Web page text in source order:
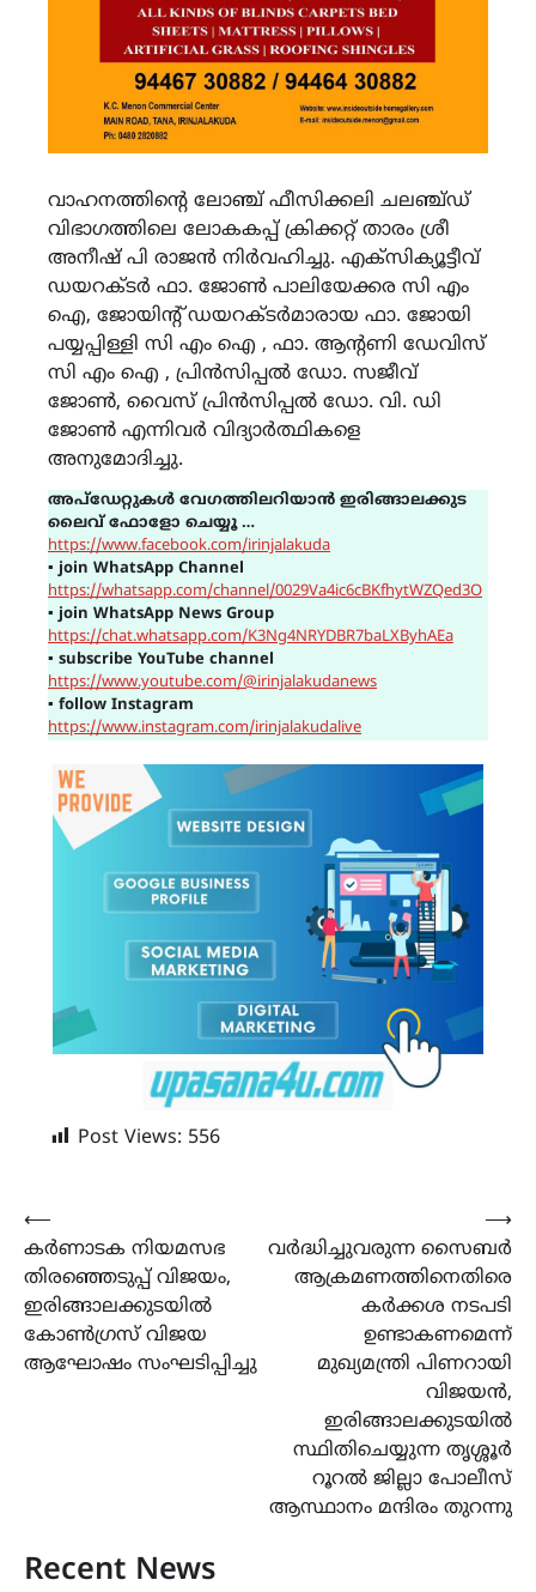
വാഹനത്തിൻ്റെ ലോഞ്ച് ഫീസിക്കലി ചലഞ്ച്ഡ്
വിഭാഗത്തിലെ ലോകകപ്പ് ക്രിക്കറ്റ് താരം ശ്രീ
അനീഷ് പി രാജൻ നിർവഹിച്ചു. എക്സിക്യൂട്ടീവ്
ഡയറക്ടർ ഫാ. ജോൺ പാലിയേക്കര സി എം
ഐ, ജോയിൻ്റ് ഡയറക്ടർമാരായ ഫാ. ജോയി
പയ്യപ്പിള്ളി സി എം ഐ , ഫാ. ആൻ്റണി ഡേവിസ്
സി എം ഐ , പ്രിൻസിപ്പൽ ഡോ. സജീവ്
ജോൺ, വൈസ് പ്രിൻസിപ്പൽ ഡോ. വി. ഡി
ജോൺ എന്നിവർ വിദ്യാർത്ഥികളെ
അനുമോദിച്ചു.
അപ്ഡേറ്റുകൾ വേഗത്തിലറിയാൻ ഇരിങ്ങാലക്കുട
ലൈവ് ഫോളോ ചെയ്യൂ …
https://www.facebook.com/irinjalakuda
▪join WhatsApp Channel
https://whatsapp.com/channel/0029Va4ic6cBKfhytWZQed3O
▪join WhatsApp News Group
https://chat.whatsapp.com/K3Ng4NRYDBR7baLXByhAEa
▪ subscribe YouTube channel
https://www.youtube.com/@irinjalakudanews
▪ follow Instagram
https://www.instagram.com/irinjalakudalive
Post Views: 556
Post
navigation
⟵
കർണാടക നിയമസഭ
തിരഞ്ഞെടുപ്പ് വിജയം,
ഇരിങ്ങാലക്കുടയിൽ
കോൺഗ്രസ് വിജയ
ആഘോഷം സംഘടിപ്പിച്ചു
വർദ്ധിച്ചുവരുന്ന സൈബർ
ആക്രമണത്തിനെതിരെ
കർക്കശ നടപടി
ഉണ്ടാകണമെന്ന്
മുഖ്യമന്ത്രി പിണറായി
വിജയൻ,
ഇരിങ്ങാലക്കുടയിൽ
സ്ഥിതിചെയ്യുന്ന തൃശ്ശൂർ
റൂറൽ ജില്ലാ പോലീസ്
ആസ്ഥാനം മന്ദിരം തുറന്നു
⟶
Recent News